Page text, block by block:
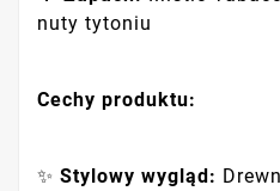
nuty tytoniu
Cechy produktu:
✨ Stylowy wygląd: